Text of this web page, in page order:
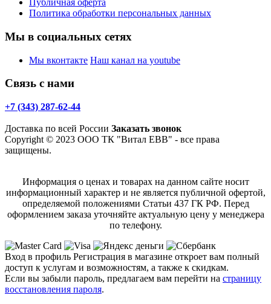
Публичная оферта
Политика обработки персональных данных
Мы в социальных сетях
Мы вконтакте Наш канал на youtube
Связь с нами
+7 (343) 287-62-44
Доставка по всей России Заказать звонок
Copyright © 2023 ООО ТК "Витал ЕВВ" - все права
защищены.
Информация о ценах и товарах на данном сайте носит
информационный характер и не является публичной офертой,
определяемой положениями Статьи 437 ГК РФ. Перед
оформлением заказа уточняйте актуальную цену у менеджера
по телефону.
Вход в профиль Регистрация в магазине откроет вам полный
доступ к услугам и возможностям, а также к скидкам.
Если вы забыли пароль, предлагаем вам перейти на страницу
восстановления пароля.